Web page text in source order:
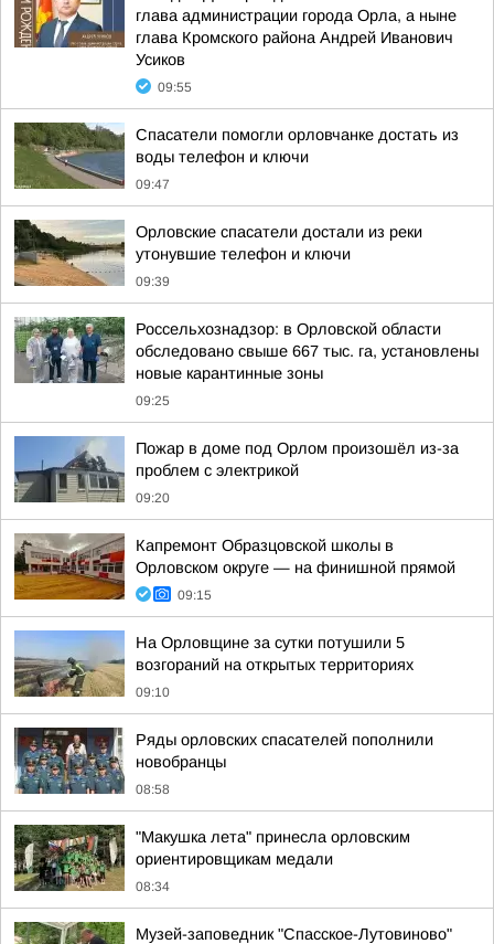
глава администрации города Орла, а ныне
глава Кромского района Андрей Иванович
Усиков
09:55
Спасатели помогли орловчанке достать из
воды телефон и ключи
09:47
Орловские спасатели достали из реки
утонувшие телефон и ключи
09:39
Россельхознадзор: в Орловской области
обследовано свыше 667 тыс. га, установлены
новые карантинные зоны
09:25
Пожар в доме под Орлом произошёл из-за
проблем с электрикой
09:20
Капремонт Образцовской школы в
Орловском округе — на финишной прямой
09:15
На Орловщине за сутки потушили 5
возгораний на открытых территориях
09:10
Ряды орловских спасателей пополнили
новобранцы
08:58
"Макушка лета" принесла орловским
ориентировщикам медали
08:34
Музей-заповедник "Спасское-Лутовиново"